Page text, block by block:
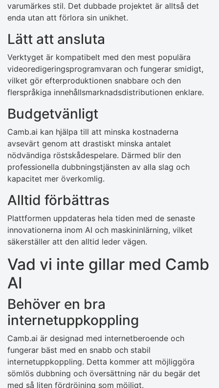
varumärkes stil. Det dubbade projektet är alltså det
enda utan att förlora sin unikhet.
Lätt att ansluta
Verktyget är kompatibelt med den mest populära
videoredigeringsprogramvaran och fungerar smidigt,
vilket gör efterproduktionen snabbare och den
flerspråkiga innehållsmarknadsdistributionen enklare.
Budgetvänligt
Camb.ai kan hjälpa till att minska kostnaderna
avsevärt genom att drastiskt minska antalet
nödvändiga röstskådespelare. Därmed blir den
professionella dubbningstjänsten av alla slag och
kapacitet mer överkomlig.
Alltid förbättras
Plattformen uppdateras hela tiden med de senaste
innovationerna inom AI och maskininlärning, vilket
säkerställer att den alltid leder vägen.
Vad vi inte gillar med Camb
AI
Behöver en bra
internetuppkoppling
Camb.ai är designad med internetberoende och
fungerar bäst med en snabb och stabil
internetuppkoppling. Detta kommer att möjliggöra
sömlös dubbning och översättning när du begär det
med så liten fördröjning som möjligt.